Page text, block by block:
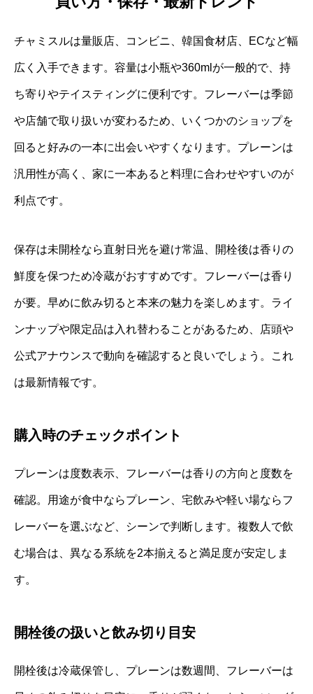
チャミスルは量販店、コンビニ、韓国食材店、ECなど幅
広く入手できます。容量は小瓶や360mlが一般的で、持
ち寄りやテイスティングに便利です。フレーバーは季節
や店舗で取り扱いが変わるため、いくつかのショップを
回ると好みの一本に出会いやすくなります。プレーンは
汎用性が高く、家に一本あると料理に合わせやすいのが
利点です。
保存は未開栓なら直射日光を避け常温、開栓後は香りの
鮮度を保つため冷蔵がおすすめです。フレーバーは香り
が要。早めに飲み切ると本来の魅力を楽しめます。ライ
ンナップや限定品は入れ替わることがあるため、店頭や
公式アナウンスで動向を確認すると良いでしょう。これ
は最新情報です。
購入時のチェックポイント
プレーンは度数表示、フレーバーは香りの方向と度数を
確認。用途が食中ならプレーン、宅飲みや軽い場ならフ
レーバーを選ぶなど、シーンで判断します。複数人で飲
む場合は、異なる系統を2本揃えると満足度が安定しま
す。
開栓後の扱いと飲み切り目安
開栓後は冷蔵保管し、プレーンは数週間、フレーバーは